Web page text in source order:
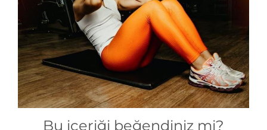
Bu içeriği beğendiniz mi?